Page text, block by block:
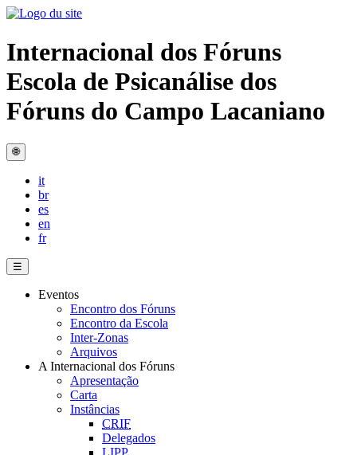
Internacional dos Fóruns
Escola de Psicanálise dos
Fóruns do Campo Lacaniano
🌐
it
br
es
en
fr
☰
Eventos
Encontro dos Fóruns
Encontro da Escola
Inter-Zonas
Arquivos
A Internacional dos Fóruns
Apresentação
Carta
Instâncias
CRIF
Delegados
LIPP